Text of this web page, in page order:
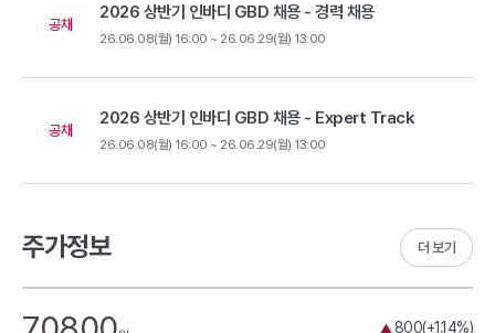
공채
2026 상반기 인바디 GBD 채용 - 경력 채용
26.06.08(월) 16:00 ~ 26.06.29(월) 13:00
공채
2026 상반기 인바디 GBD 채용 - Expert Track
26.06.08(월) 16:00 ~ 26.06.29(월) 13:00
주가정보
▲800(+1.14%)
더 보기